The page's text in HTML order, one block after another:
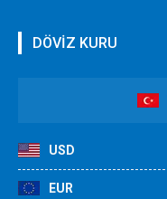
DÖVİZ KURU
USD
EUR